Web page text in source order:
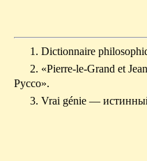
1. Dictionnaire
2. «Pierre-le-Grand et
Руссо».
3. Vrai génie —